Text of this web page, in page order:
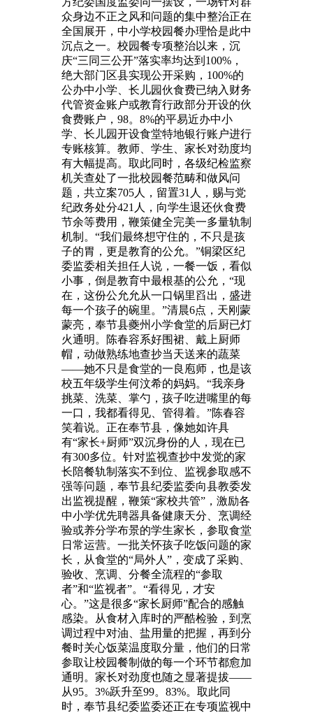
众身边不正之风和问题的集中整治正在
全国展开，中小学校园餐办理恰是此中
沉点之一。校园餐专项整治以来，沉
庆“三同三公开”落实率均达到100%，
绝大部门区县实现公开采购，100%的
公办中小学、长儿园伙食费已纳入财务
代管资金账户或教育行政部分开设的伙
食费账户，98。8%的平易近办中小
学、长儿园开设食堂特地银行账户进行
专账核算。教师、学生、家长对劲度均
有大幅提高。取此同时，各级纪检监察
机关查处了一批校园餐范畴和做风问
题，共立案705人，留置31人，赐与党
纪政务处分421人，向学生退还伙食费
节余等费用，鞭策健全完美一多量轨制
机制。“我们最终想守住的，不只是孩
子的胃，更是教育的公允。”铜梁区纪
委监委相关担任人说，一餐一饭，看似
小事，倒是教育中最根基的公允，“现
在，这份公允允从一口锅里舀出，盛进
每一个孩子的碗里。”清晨6点，天刚蒙
蒙亮，奉节县夔州小学食堂的后厨已灯
火通明。陈春容系好围裙、戴上厨师
帽，动做熟练地查抄当天送来的蔬菜
——她不只是食堂的一良庖师，也是该
校五年级学生何汶希的妈妈。“我亲身
挑菜、洗菜、掌勺，孩子吃进嘴里的每
一口，我都看得见、管得着。”陈春容
笑着说。正在奉节县，像她如许具
有“家长+厨师”双沉身份的人，现在已
有300多位。针对监视查抄中发觉的家
长陪餐轨制落实不到位、监视参取感不
强等问题，奉节县纪委监委向县教委发
出监视提醒，鞭策“家校共管”，激励各
中小学优先聘器具备健康天分、烹调经
验或养分学布景的学生家长，参取食堂
日常运营。一批关怀孩子吃饭问题的家
长，从食堂的“局外人”，变成了采购、
验收、烹调、分餐全流程的“参取
者”和“监视者”。“看得见，才安
心。”这是很多“家长厨师”配合的感触
感染。从食材入库时的严酷检验，到烹
调过程中对油、盐用量的把握，再到分
餐时关心饭菜温度取分量，他们的日常
参取让校园餐制做的每一个环节都愈加
通明。家长对劲度也随之显著提拔——
从95。3%跃升至99。83%。取此同
时，奉节县纪委监委还正在专项监视中